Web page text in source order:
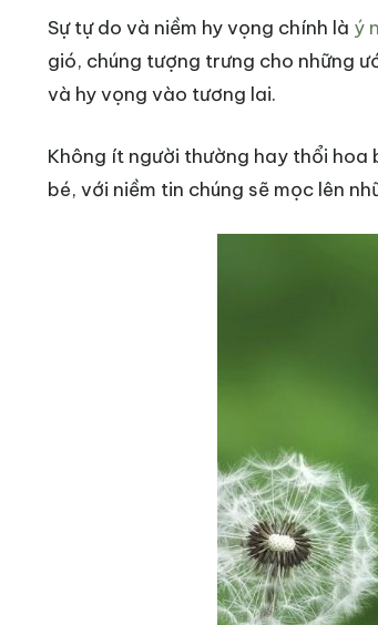
Sự tự do và niềm hy vọng chính là ý
gió, chúng tượng trưng cho những
và hy vọng vào tương lai.
Không ít người thường hay thổi hoa
bé, với niềm tin chúng sẽ mọc lên